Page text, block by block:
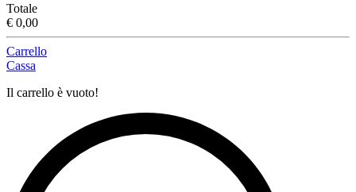
Totale
€ 0,00
Carrello
Cassa
Il carrello è vuoto!